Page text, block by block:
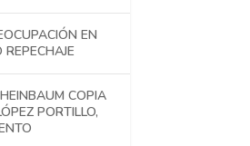
EN
COPIA
PORTILLO,